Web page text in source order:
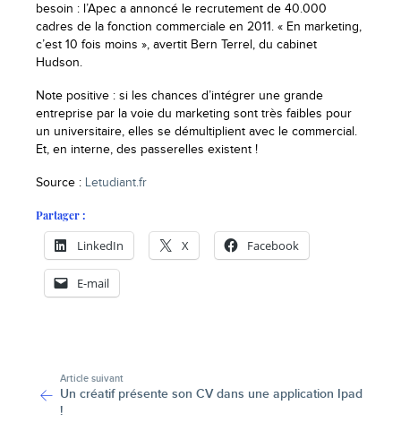
besoin : l’Apec a annoncé le recrutement de 40.000
cadres de la fonction commerciale en 2011. « En marketing,
c’est 10 fois moins », avertit Bern Terrel, du cabinet
Hudson.
Note positive : si les chances d’intégrer une grande
entreprise par la voie du marketing sont très faibles pour
un universitaire, elles se démultiplient avec le commercial.
Et, en interne, des passerelles existent !
Source : Letudiant.fr
Partager :
LinkedIn X Facebook
E-mail
Article suivant
Un créatif présente son CV dans une application Ipad
!